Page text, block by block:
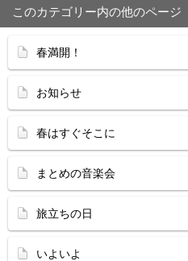
このカテゴリー内の他のページ
春満開！
お知らせ
春はすぐそこに
まとめの音楽会
旅立ちの日
いよいよ